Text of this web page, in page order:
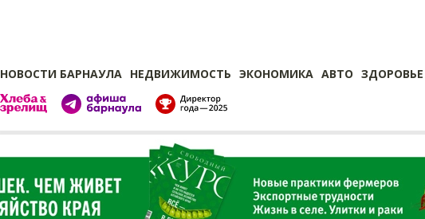
НОВОСТИ БАРНАУЛА НЕДВИЖИМОСТЬ ЭКОНОМИКА АВТО ЗДОРОВЬЕ